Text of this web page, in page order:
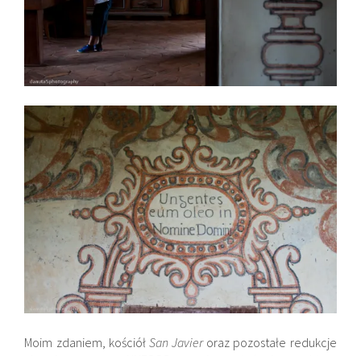
Moim zdaniem, kościół San Javieroraz pozostałe redukcje